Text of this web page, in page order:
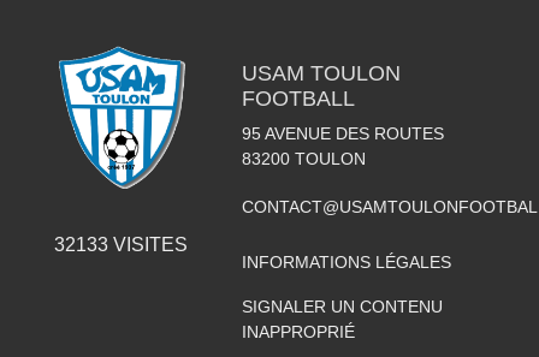
32133VISITES
USAM TOULON
FOOTBALL
95 AVENUE DES ROUTES
83200 TOULON
INFORMATIONS LÉGALES
SIGNALER UN CONTENU
INAPPROPRIÉ